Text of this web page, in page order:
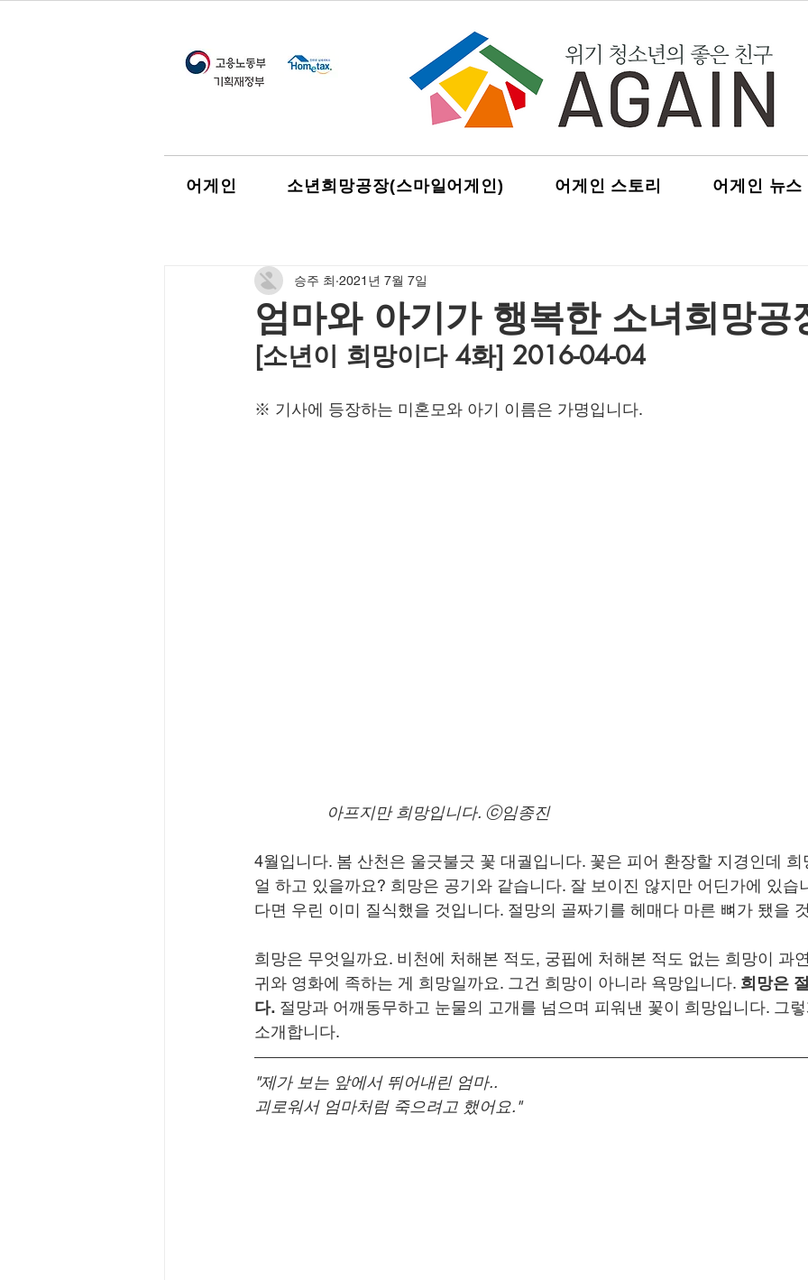
어게인 소년희망공장(스마일어게인) 어게인 스토리 어게인 뉴스
엄마와 아기가 행복한 소녀희망공
승주 최 2021년 7월 7일
[소년이 희망이다 4화] 2016-04-04
※ 기사에 등장하는 미혼모와 아기 이름은 가명입니다.
아프지만 희망입니다. ⓒ임종진
4월입니다. 봄 산천은 울긋불긋 꽃 대궐입니다. 꽃은 피어 환장할 지경인데 희
얼 하고 있을까요? 희망은 공기와 같습니다. 잘 보이진 않지만 어딘가에 있습
다면 우린 이미 질식했을 것입니다. 절망의 골짜기를 헤매다 마른 뼈가 됐을
희망은 무엇일까요. 비천에 처해본 적도, 궁핍에 처해본 적도 없는 희망이 과
귀와 영화에 족하는 게 희망일까요. 그건 희망이 아니라 욕망입니다. 희망은
다. 절망과 어깨동무하고 눈물의 고개를 넘으며 피워낸 꽃이 희망입니다. 그
소개합니다.
"제가 보는 앞에서 뛰어내린 엄마..
괴로워서 엄마처럼 죽으려고 했어요."